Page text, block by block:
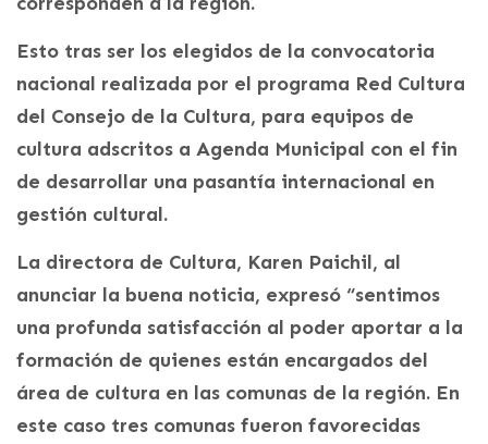
Esto tras ser los elegidos de la convocatoria
nacional realizada por el programa Red Cultura
del Consejo de la Cultura, para equipos de
cultura adscritos a Agenda Municipal con el fin
de desarrollar una pasantía internacional en
gestión cultural.
La directora de Cultura, Karen Paichil, al
anunciar la buena noticia, expresó “sentimos
una profunda satisfacción al poder aportar a la
formación de quienes están encargados del
área de cultura en las comunas de la región. En
este caso tres comunas fueron favorecidas